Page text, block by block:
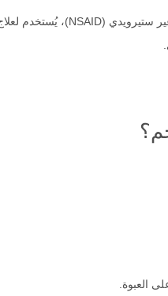
العبوة.